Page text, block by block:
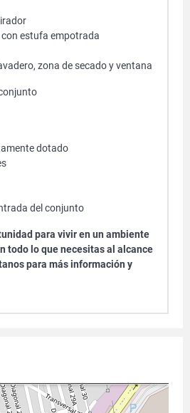
estufa empotrada
zona de secado y ventana
dotado
del conjunto
para vivir en un ambiente
todo lo que necesitas al alcance
para más información y